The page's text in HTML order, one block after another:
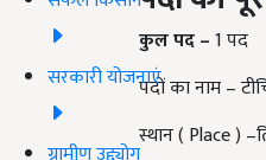
सरकारी योजनाएं
कुल पद –1 पद
पदों का नाम –
स्थान ( Place )